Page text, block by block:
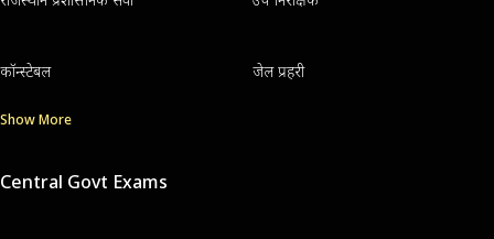
कॉन्स्टेबल जेल प्रहरी
Show More
Central Govt Exams